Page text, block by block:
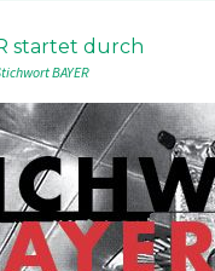
startet durch
BAYER